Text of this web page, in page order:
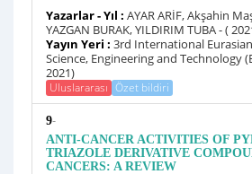
Yazarlar - Yıl : AYAR ARİF, Akşahin
YAZGAN BURAK, YILDIRIM TUBA - (
Yayın Yeri : 3rd International
Science, Engineering and Technology
2021)
Uluslararası Özet bildiri
9-
ANTI-CANCER ACTIVITIES OF
TRIAZOLE DERIVATIVE
CANCERS: A REVIEW